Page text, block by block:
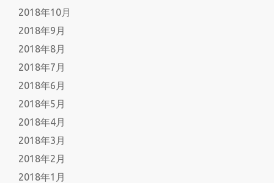
2018年10月
2018年9月
2018年8月
2018年7月
2018年6月
2018年5月
2018年4月
2018年3月
2018年2月
2018年1月